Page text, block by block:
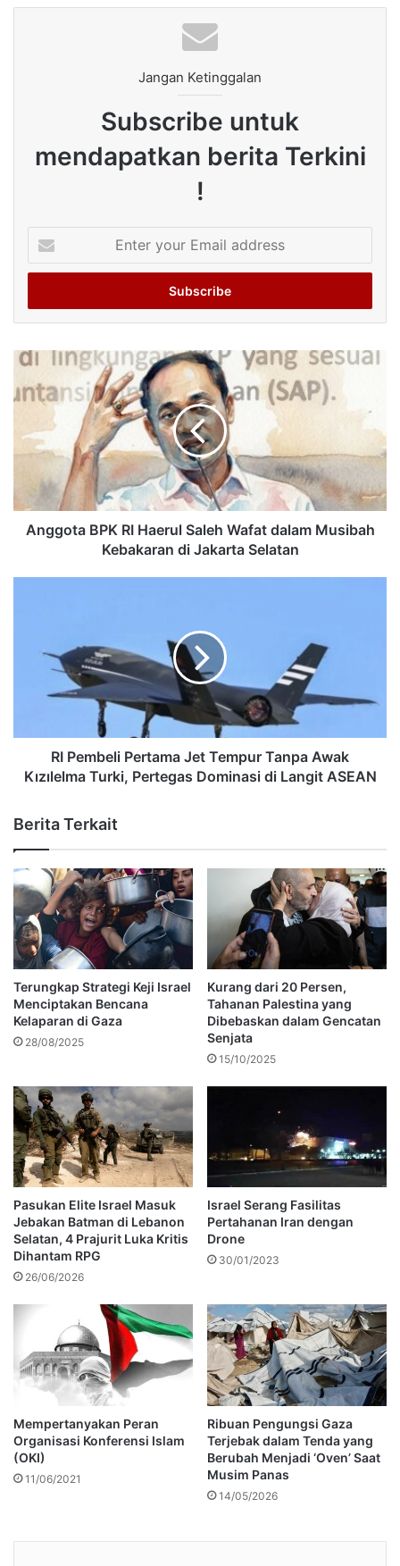
Jangan Ketinggalan
Subscribe untuk
mendapatkan berita Terkini
!
your
Email
Anggota BPK RI Haerul Saleh Wafat dalam Musibah
Kebakaran di Jakarta Selatan
RI Pembeli Pertama Jet Tempur Tanpa Awak
Kızılelma Turki, Pertegas Dominasi di Langit ASEAN
Berita Terkait
Terungkap Strategi Keji Israel
Menciptakan Bencana
Kelaparan di Gaza
28/08/2025
Kurang dari 20 Persen,
Tahanan Palestina yang
Dibebaskan dalam Gencatan
Senjata
15/10/2025
Pasukan Elite Israel Masuk
Jebakan Batman di Lebanon
Selatan, 4 Prajurit Luka Kritis
Dihantam RPG
26/06/2026
Israel Serang Fasilitas
Pertahanan Iran dengan
Drone
30/01/2023
Mempertanyakan Peran
Organisasi Konferensi Islam
(OKI)
11/06/2021
Ribuan Pengungsi Gaza
Terjebak dalam Tenda yang
Berubah Menjadi ‘Oven’ Saat
Musim Panas
14/05/2026